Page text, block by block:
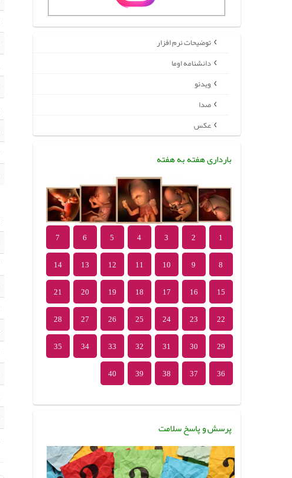
توضیحات نرم افزار
دانشنامه اوما
ویدئو
صدا
عکس
بارداری هفته به هفته
1
2
3
4
5
6
7
8
9
10
11
12
13
14
15
16
17
18
19
20
21
22
23
24
25
26
27
28
29
30
31
32
33
34
35
36
37
38
39
40
پرسش و پاسخ سلامت